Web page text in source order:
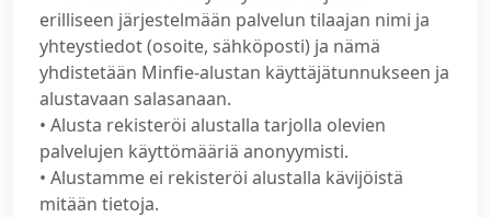
erilliseen järjestelmään palvelun tilaajan nimi ja
yhteystiedot (osoite, sähköposti) ja nämä
yhdistetään Minfie-alustan käyttäjätunnukseen ja
alustavaan salasanaan.
• Alusta rekisteröi alustalla tarjolla olevien
palvelujen käyttömääriä anonyymisti.
• Alustamme ei rekisteröi alustalla kävijöistä
mitään tietoja.